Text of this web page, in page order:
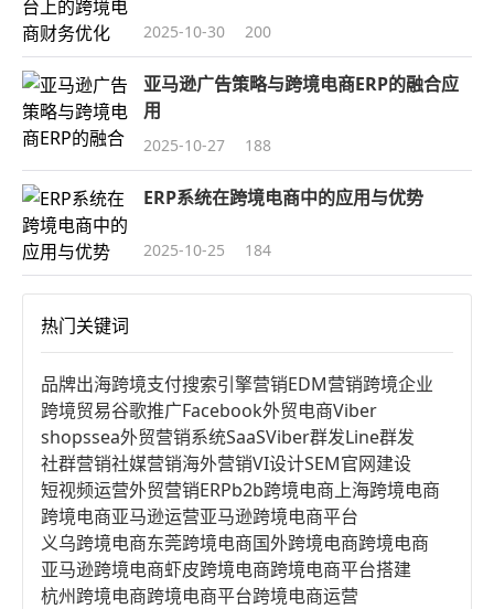
2025-10-30 200
亚马逊广告策略与跨境电商ERP的融合应
用
2025-10-27 188
ERP系统在跨境电商中的应用与优势
2025-10-25 184
热门关键词
品牌出海跨境支付搜索引擎营销EDM营销跨境企业
跨境贸易谷歌推广Facebook外贸电商Viber
shopssea外贸营销系统SaaSViber群发Line群发
社群营销社媒营销海外营销VI设计SEM官网建设
短视频运营外贸营销ERPb2b跨境电商上海跨境电商
跨境电商亚马逊运营亚马逊跨境电商平台
义乌跨境电商东莞跨境电商国外跨境电商跨境电商
亚马逊跨境电商虾皮跨境电商跨境电商平台搭建
杭州跨境电商跨境电商平台跨境电商运营